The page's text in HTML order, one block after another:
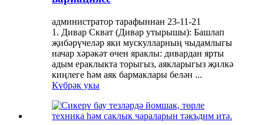
администратор тарафыннан 23-11-21
1. Дивар Скват (Дивар утырышы): Башлап
җибәрүчеләр яки мускулларның чыдамлыгы
начар хәрәкәт өчен яраклы: дивардан ярты
адым ераклыкта торыгыз, аякларыгыз җилкә
киңлеге һәм аяк бармаклары белән ...
Күбрәк укы